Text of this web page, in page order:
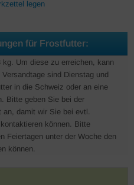
für Frostfutter:
Um diese zu erreichen, kann
sind Dienstag und
in die Schweiz oder an eine
Bitte geben Sie bei der
an, damit wir Sie bei evtl.
können. Bitte
Feiertagen unter der Woche den
können.